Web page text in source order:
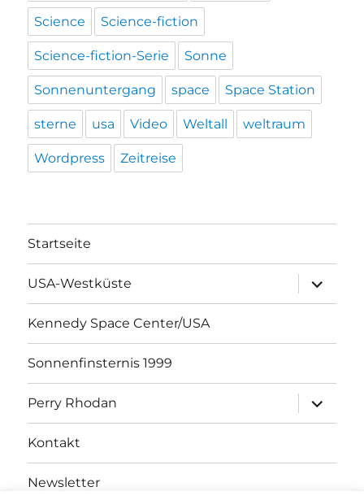
Science Science-fiction
Science-fiction-Serie Sonne
Sonnenuntergang space Space Station
sterne usa Video Weltall weltraum
Wordpress Zeitreise
Startseite
USA-Westküste
öffnen
Kennedy Space Center/USA
Sonnenfinsternis 1999
Perry Rhodan
öffnen
Kontakt
Newsletter